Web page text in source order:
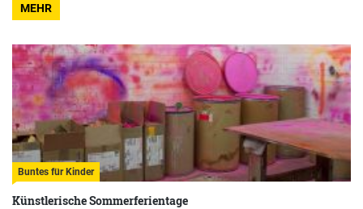
MEHR
Buntes für Kinder
Künstlerische Sommerferientage